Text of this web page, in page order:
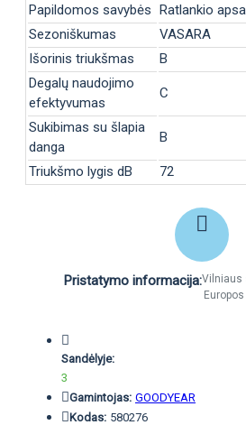
Papildomos savybės Ratlankio
Sezoniškumas
VASARA
Išorinis triukšmas
B
Degalų naudojimo
efektyvumas
C
Sukibimas su šlapia
danga
B
Triukšmo lygis dB 72
Pristatymo informacija:Vilniaus
Sandėlyje:
3
Gamintojas: GOODYEAR
Kodas: 580276